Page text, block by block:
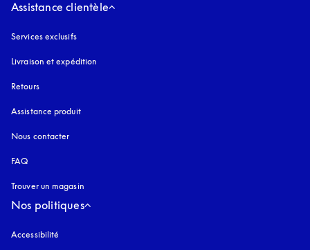
Assistance clientèle
Services exclusifs
Livraison et expédition
Retours
Assistance produit
Nous contacter
FAQ
Trouver un magasin
Nos politiques
Accessibilité